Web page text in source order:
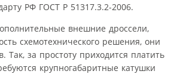
РФ ГОСТ Р 51317.3.2-2006.
внешние дроссели,
схемотехнического решения, они
за простоту приходится платить
крупногабаритные катушки